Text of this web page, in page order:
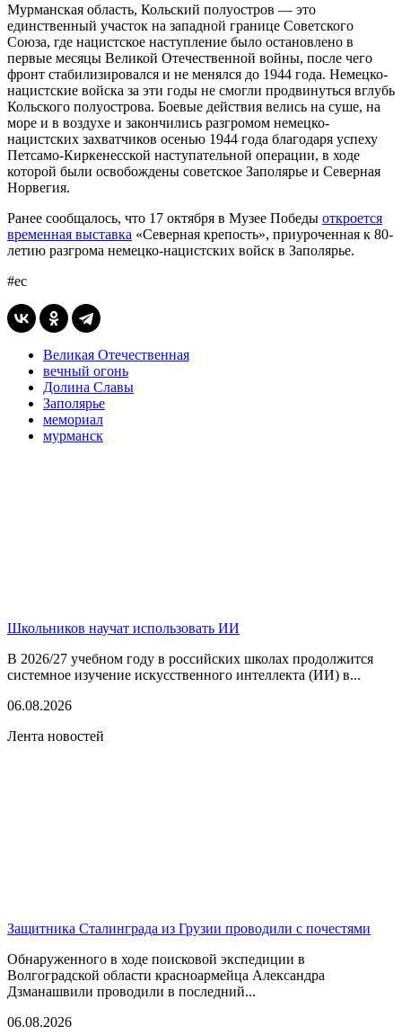
Мурманская область, Кольский полуостров — это
единственный участок на западной границе Советского
Союза, где нацистское наступление было остановлено в
первые месяцы Великой Отечественной войны, после чего
фронт стабилизировался и не менялся до 1944 года. Немецко-
нацистские войска за эти годы не смогли продвинуться вглубь
Кольского полуострова. Боевые действия велись на суше, на
море и в воздухе и закончились разгромом немецко-
нацистских захватчиков осенью 1944 года благодаря успеху
Петсамо-Киркенесской наступательной операции, в ходе
которой были освобождены советское Заполярье и Северная
Норвегия.
Ранее сообщалось, что 17 октября в Музее Победы откроется
временная выставка «Северная крепость», приуроченная к 80-
летию разгрома немецко-нацистских войск в Заполярье.
#ес
Великая Отечественная
вечный огонь
Долина Славы
Заполярье
мемориал
мурманск
Школьников научат использовать ИИ
В 2026/27 учебном году в российских школах продолжится
системное изучение искусственного интеллекта (ИИ) в...
06.08.2026
Лента новостей
Защитника Сталинграда из Грузии проводили с почестями
Обнаруженного в ходе поисковой экспедиции в
Волгоградской области красноармейца Александра
Дзманашвили проводили в последний...
06.08.2026